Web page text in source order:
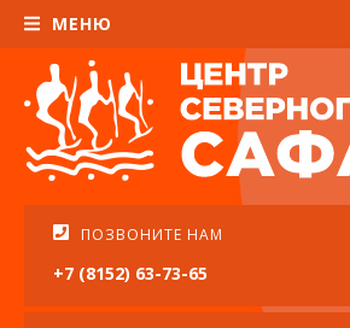
МЕНЮ
ПОЗВОНИТЕ НАМ
+7 (8152) 63-73-65